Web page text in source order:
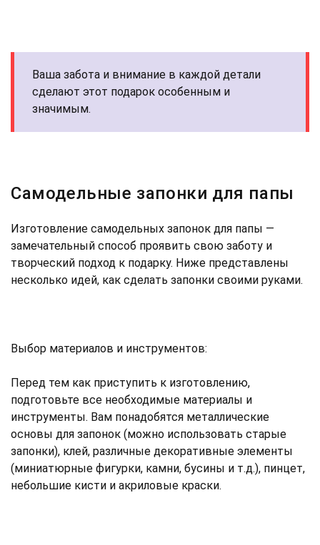
Ваша забота и внимание в каждой детали
сделают этот подарок особенным и
значимым.
Самодельные запонки для папы
Изготовление самодельных запонок для папы —
замечательный способ проявить свою заботу и
творческий подход к подарку. Ниже представлены
несколько идей, как сделать запонки своими руками.
Выбор материалов и инструментов:
Перед тем как приступить к изготовлению,
подготовьте все необходимые материалы и
инструменты. Вам понадобятся металлические
основы для запонок (можно использовать старые
запонки), клей, различные декоративные элементы
(миниатюрные фигурки, камни, бусины и т.д.), пинцет,
небольшие кисти и акриловые краски.